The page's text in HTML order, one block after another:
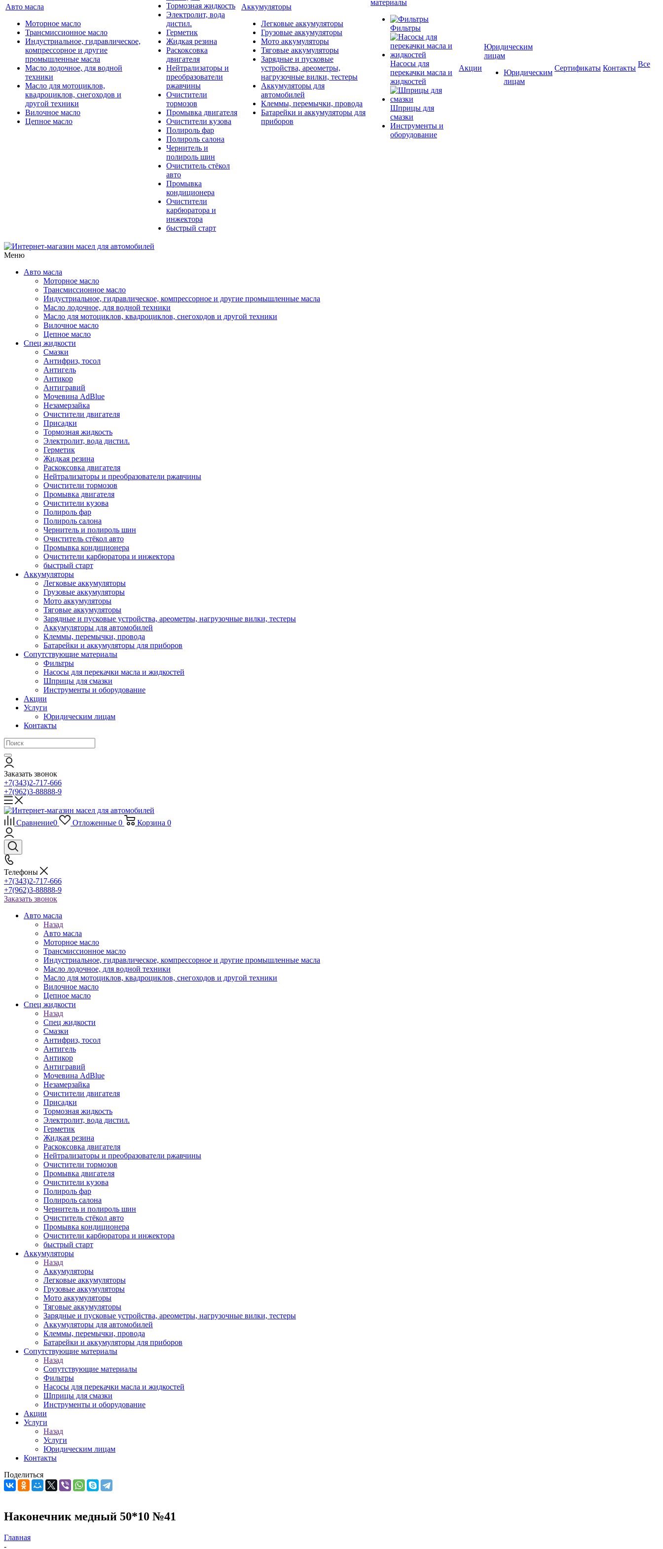
Авто масла
Моторное масло
Трансмиссионное масло
Индустриальное, гидравлическое,
компрессорное и другие
промышленные масла
Масло лодочное, для водной
техники
Масло для мотоциклов,
квадроциклов, снегоходов и
другой техники
Вилочное масло
Цепное масло
Тормозная жидкость
Электролит, вода
дистил.
Герметик
Жидкая резина
Раскоксовка
двигателя
Нейтрализаторы и
преобразователи
ржавчины
Очистители
тормозов
Промывка двигателя
Очистители кузова
Полироль фар
Полироль салона
Чернитель и
полироль шин
Очиститель стёкол
авто
Промывка
кондиционера
Очистители
карбюратора и
инжектора
быстрый старт
Аккумуляторы
Легковые аккумуляторы
Грузовые аккумуляторы
Мото аккумуляторы
Тяговые аккумуляторы
Зарядные и пусковые
устройства, ареометры,
нагрузочные вилки, тестеры
Аккумуляторы для
автомобилей
Клеммы, перемычки, провода
Батарейки и аккумуляторы для
приборов
материалы
Фильтры
Насосы для
перекачки масла и
жидкостей
Шприцы для
смазки
Инструменты и
оборудование
Акции
Юридическим
лицам
Юридическим
лицам
Сертификаты Контакты Все
Меню
Авто масла
Моторное масло
Трансмиссионное масло
Индустриальное, гидравлическое, компрессорное и другие промышленные масла
Масло лодочное, для водной техники
Масло для мотоциклов, квадроциклов, снегоходов и другой техники
Вилочное масло
Цепное масло
Спец жидкости
Смазки
Антифриз, тосол
Антигель
Антикор
Антигравий
Мочевина AdBlue
Незамерзайка
Очистители двигателя
Присадки
Тормозная жидкость
Электролит, вода дистил.
Герметик
Жидкая резина
Раскоксовка двигателя
Нейтрализаторы и преобразователи ржавчины
Очистители тормозов
Промывка двигателя
Очистители кузова
Полироль фар
Полироль салона
Чернитель и полироль шин
Очиститель стёкол авто
Промывка кондиционера
Очистители карбюратора и инжектора
быстрый старт
Аккумуляторы
Легковые аккумуляторы
Грузовые аккумуляторы
Мото аккумуляторы
Тяговые аккумуляторы
Зарядные и пусковые устройства, ареометры, нагрузочные вилки, тестеры
Аккумуляторы для автомобилей
Клеммы, перемычки, провода
Батарейки и аккумуляторы для приборов
Сопутствующие материалы
Фильтры
Насосы для перекачки масла и жидкостей
Шприцы для смазки
Инструменты и оборудование
Акции
Услуги
Юридическим лицам
Контакты
Заказать звонок
+7(343)2-717-666
+7(962)3-88888-9
Сравнение0 Отложенные 0 Корзина 0
Телефоны
+7(343)2-717-666
+7(962)3-88888-9
Заказать звонок
Авто масла
Назад
Авто масла
Моторное масло
Трансмиссионное масло
Индустриальное, гидравлическое, компрессорное и другие промышленные масла
Масло лодочное, для водной техники
Масло для мотоциклов, квадроциклов, снегоходов и другой техники
Вилочное масло
Цепное масло
Спец жидкости
Назад
Спец жидкости
Смазки
Антифриз, тосол
Антигель
Антикор
Антигравий
Мочевина AdBlue
Незамерзайка
Очистители двигателя
Присадки
Тормозная жидкость
Электролит, вода дистил.
Герметик
Жидкая резина
Раскоксовка двигателя
Нейтрализаторы и преобразователи ржавчины
Очистители тормозов
Промывка двигателя
Очистители кузова
Полироль фар
Полироль салона
Чернитель и полироль шин
Очиститель стёкол авто
Промывка кондиционера
Очистители карбюратора и инжектора
быстрый старт
Аккумуляторы
Назад
Аккумуляторы
Легковые аккумуляторы
Грузовые аккумуляторы
Мото аккумуляторы
Тяговые аккумуляторы
Зарядные и пусковые устройства, ареометры, нагрузочные вилки, тестеры
Аккумуляторы для автомобилей
Клеммы, перемычки, провода
Батарейки и аккумуляторы для приборов
Сопутствующие материалы
Назад
Сопутствующие материалы
Фильтры
Насосы для перекачки масла и жидкостей
Шприцы для смазки
Инструменты и оборудование
Акции
Услуги
Назад
Услуги
Юридическим лицам
Контакты
Поделиться
Наконечник медный 50*10 №41
Главная
-